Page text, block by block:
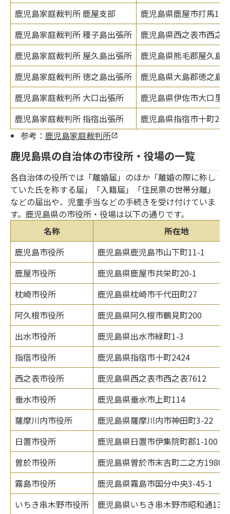
鹿児島家庭裁判所 鹿屋支部
鹿児島県鹿屋市打馬1-
鹿児島家庭裁判所 種子島出張所
鹿児島県西之表市西之
鹿児島家庭裁判所 屋久島出張所
鹿児島県熊毛郡屋久島
鹿児島家庭裁判所 徳之島出張所
鹿児島県大島郡徳之島
鹿児島家庭裁判所 大口出張所
鹿児島県伊佐市大口里
鹿児島家庭裁判所 指宿出張所
鹿児島県指宿市十町244
参考：鹿児島家庭裁判所
鹿児島県の自治体の市役所・役場の一覧
各自治体の役所では「離婚届」のほか「離婚の際に称し
ていた氏を称する届」「入籍届」「住民票の世帯分離」
などの届出や、児童手当などの手続きを受け付けていま
す。鹿児島県の市役所・役場は以下の通りです。
名称
所在地
鹿児島市役所
鹿児島県鹿児島市山下町11-1
鹿屋市役所
鹿児島県鹿屋市共栄町20-1
枕崎市役所
鹿児島県枕崎市千代田町27
阿久根市役所
鹿児島県阿久根市鶴見町200
出水市役所
鹿児島県出水市緑町1-3
指宿市役所
鹿児島県指宿市十町2424
西之表市役所
鹿児島県西之表市西之表7612
垂水市役所
鹿児島県垂水市上町114
薩摩川内市役所
鹿児島県薩摩川内市神田町3-22
日置市役所
鹿児島県日置市伊集院町郡1-100
曽於市役所
鹿児島県曽於市末吉町二之方1980
霧島市役所
鹿児島県霧島市国分中央3-45-1
いちき串木野市役所
鹿児島県いちき串木野市昭和通